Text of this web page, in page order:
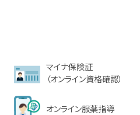
マイナ保険証
（オンライン資格確認）
オンライン服薬指導